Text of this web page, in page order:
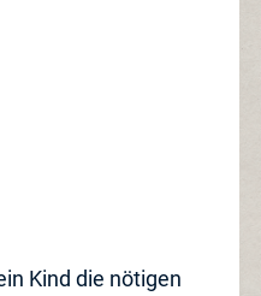
Kind die nötigen